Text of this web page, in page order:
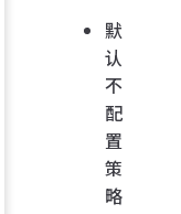
默
认
不
配
置
策
略